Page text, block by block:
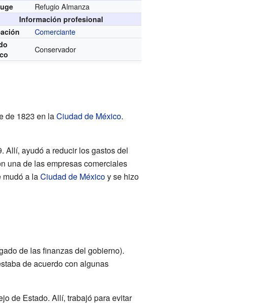
Refugio Almanza
Información profesional
Comerciante
Conservador
de 1823 en laCiudad de México.
Allí, ayudó a reducir los gastos del
una de las empresas comerciales
mudó a laCiudad de Méxicoy se hizo
de las finanzas del gobierno).
de acuerdo con algunas
de Estado. Allí, trabajó para evitar